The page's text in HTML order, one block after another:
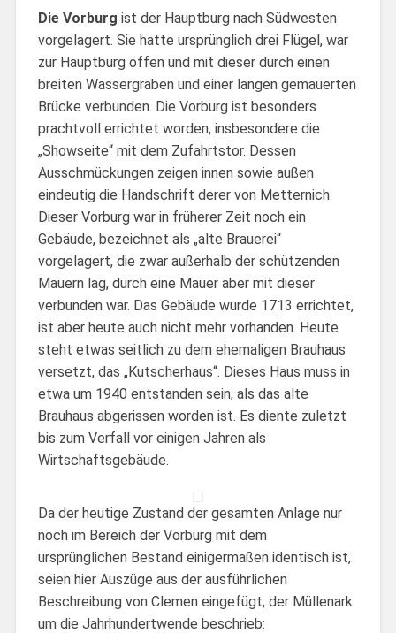
Die Vorburg ist der Hauptburg nach Südwesten
vorgelagert. Sie hatte ursprünglich drei Flügel, war
zur Hauptburg offen und mit dieser durch einen
breiten Wassergraben und einer langen gemauerten
Brücke verbunden. Die Vorburg ist besonders
prachtvoll errichtet worden, insbesondere die
„Showseite“ mit dem Zufahrtstor. Dessen
Ausschmückungen zeigen innen sowie außen
eindeutig die Handschrift derer von Metternich.
Dieser Vorburg war in früherer Zeit noch ein
Gebäude, bezeichnet als „alte Brauerei“
vorgelagert, die zwar außerhalb der schützenden
Mauern lag, durch eine Mauer aber mit dieser
verbunden war. Das Gebäude wurde 1713 errichtet,
ist aber heute auch nicht mehr vorhanden. Heute
steht etwas seitlich zu dem ehemaligen Brauhaus
versetzt, das „Kutscherhaus“. Dieses Haus muss in
etwa um 1940 entstanden sein, als das alte
Brauhaus abgerissen worden ist. Es diente zuletzt
bis zum Verfall vor einigen Jahren als
Wirtschaftsgebäude.
Da der heutige Zustand der gesamten Anlage nur
noch im Bereich der Vorburg mit dem
ursprünglichen Bestand einigermaßen identisch ist,
seien hier Auszüge aus der ausführlichen
Beschreibung von Clemen eingefügt, der Müllenark
um die Jahrhundertwende beschrieb: